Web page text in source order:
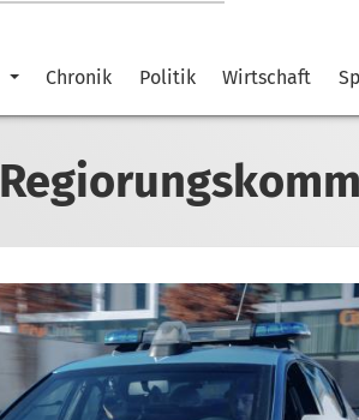
Chronik Politik Wirtschaft